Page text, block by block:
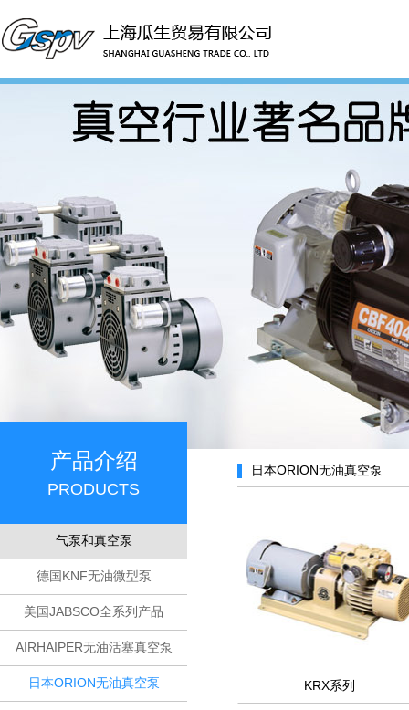
产品介绍
PRODUCTS
气泵和真空泵
德国KNF无油微型泵
美国JABSCO全系列产品
AIRHAIPER无油活塞真空泵
日本ORION无油真空泵
日本ORION无油真空泵
KRX系列